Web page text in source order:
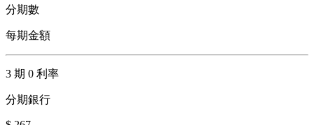
分期數
每期金額
3 期 0 利率
分期銀行